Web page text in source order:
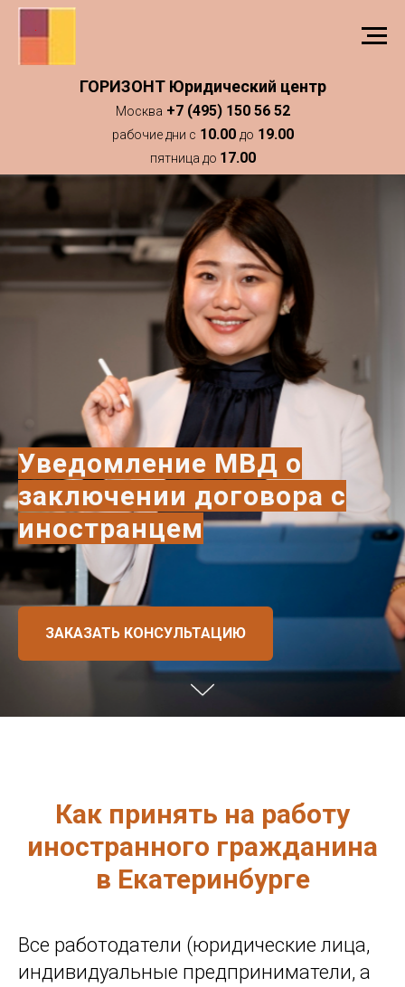
ГОРИЗОНТ Юридический центр
Москва +7 (495) 150 56 52
рабочие дни с 10.00 до 19.00
пятница до 17.00
Уведомление МВД о
заключении договора с
иностранцем
ЗАКАЗАТЬ КОНСУЛЬТАЦИЮ
Как принять на работу
иностранного гражданина
в Екатеринбурге
Все работодатели (юридические лица,
индивидуальные предприниматели, а